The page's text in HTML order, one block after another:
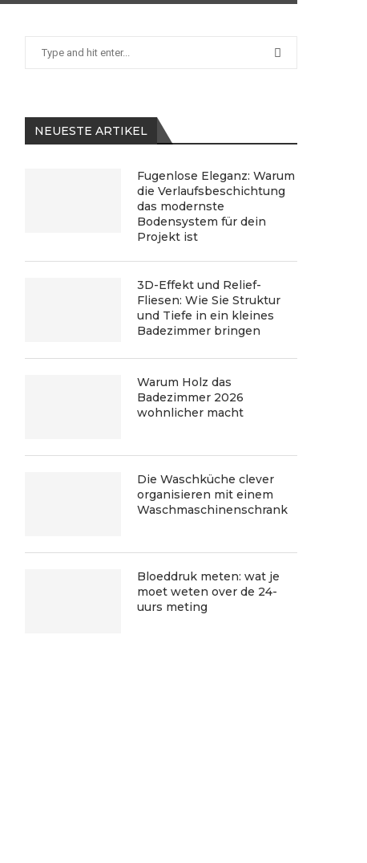
NEUESTE ARTIKEL
Fugenlose Eleganz: Warum
die Verlaufsbeschichtung
das modernste
Bodensystem für dein
Projekt ist
3D-Effekt und Relief-
Fliesen: Wie Sie Struktur
und Tiefe in ein kleines
Badezimmer bringen
Warum Holz das
Badezimmer 2026
wohnlicher macht
Die Waschküche clever
organisieren mit einem
Waschmaschinenschrank
Bloeddruk meten: wat je
moet weten over de 24-
uurs meting